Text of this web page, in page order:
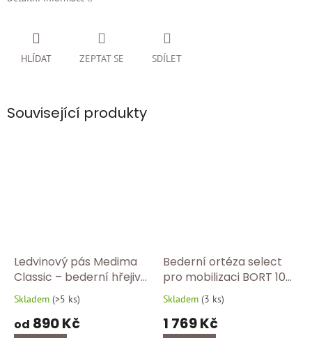
ZEPTAT SE
HLÍDAT SDÍLET
Související produkty
Ledvinový pás Medima
Classic – bederní hřejivý
pás z angory pro
přirozené teplo 302/100
Průměrné
produktu
Skladem (>5 ks)
od 890 Kč
Bederní ortéza select
pro mobilizaci BORT 104
700-Stříbrná
Průměrné
produktu
Skladem (3 ks)
1 769 Kč